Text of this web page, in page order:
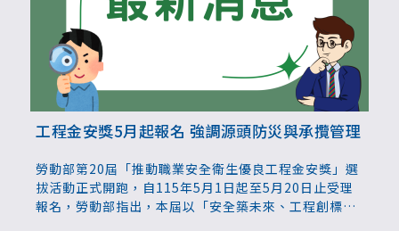
工程金安獎5月起報名 強調源頭防災與承攬管理
勞動部第20屆「推動職業安全衛生優良工程金安獎」選
拔活動正式開跑，自115年5月1日起至5月20日止受理
報名，勞動部指出，本屆以「安全築未來、工程創標